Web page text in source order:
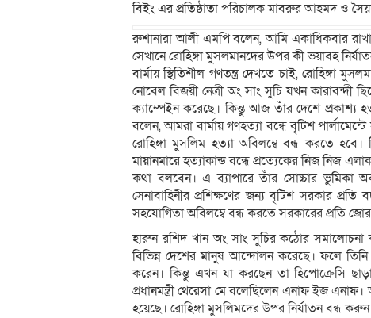
বিইং এর প্রতিষ্ঠাতা পরিচালক মাবরুর আহমদ ও
রুশানারা আলী এমপি বলেন, আমি একাধিকবার
সেখানে রোহিঙ্গা মুসলমানদের উপর কী ভয়াবহ
বার্মায় স্থিতিশীল গণতন্ত্র দেখতে চাই, রোহিঙ্গা
নোবেল বিজয়ী নেত্রী অং সাং সুচি যখন কারাবন্দী
ক্যাম্পেইন করেছে। কিন্তু আজ তাঁর দেশে প্রকাশ্য
বলেন, আমরা বার্মায় গণহত্যা বন্ধে বৃটিশ
রোহিঙ্গা মুসলিম হত্যা অবিলম্বে বন্ধ করতে হবে।
মায়ানমারে হত্যাকান্ড বন্ধে প্রত্যেকের নিজ নিজ
কথা বলবেন। এ ব্যাপারে তাঁর সোচ্চার ভুমিকা
সেনাবাহিনীর প্রশিক্ষণের জন্য বৃটিশ সরকার
সহযোগিতা অবিলম্বে বন্ধ করতে সরকারের প্রতি জোর
হারুন রশিদ খান অং সাং সুচির কঠোর সমালোচনা
বিভিন্ন দেশের মানুষ আন্দোলন করেছে। ফলে তিনি
করেন। কিন্তু এখন যা করছেন তা হিপোক্রেসি
প্রধানমন্ত্রী থেরেসা মে বলেছিলেন এনাফ ইজ
হয়েছে। রোহিঙ্গা মুসলিমদের উপর নির্যাতন বন্ধ